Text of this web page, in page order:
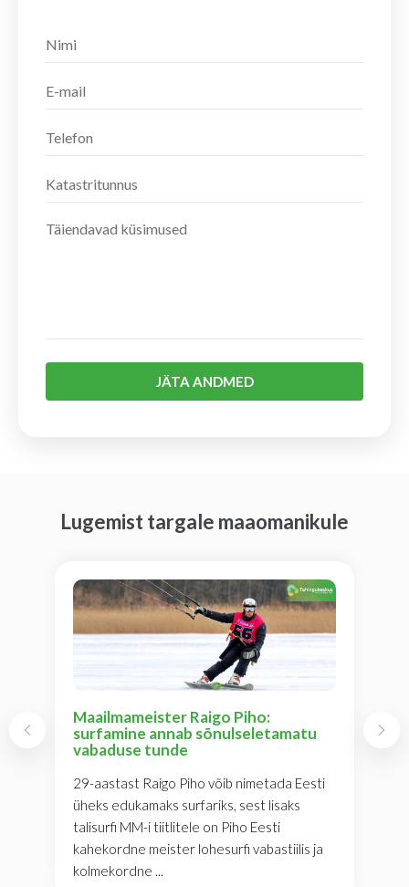
JÄTA ANDMED
Lugemist targale maaomanikule
Maailmameister Raigo Piho:
surfamine annab sõnulseletamatu
vabaduse tunde
29-aastast Raigo Piho võib nimetada Eesti
üheks edukamaks surfariks, sest lisaks
talisurfi MM-i tiitlitele on Piho Eesti
kahekordne meister lohesurfi vabastiilis ja
kolmekordne ...